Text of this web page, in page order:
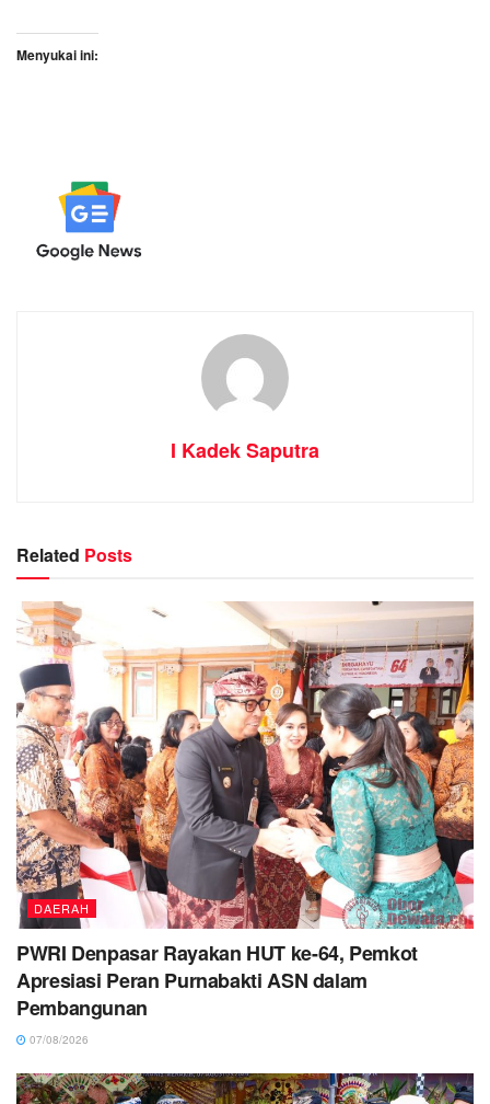
Menyukai ini:
I Kadek Saputra
Related Posts
DAERAH
PWRI Denpasar Rayakan HUT ke-64, Pemkot
Apresiasi Peran Purnabakti ASN dalam
Pembangunan
07/08/2026